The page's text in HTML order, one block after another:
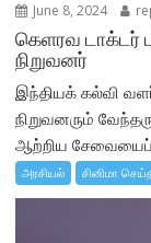
June 8, 2024
கெளரவ டாக்டர்
நிறுவனர்
இந்தியக் கல்வி
நிறுவனரும்
ஆற்றிய சேவையைப்
அரசியல் சினிமா